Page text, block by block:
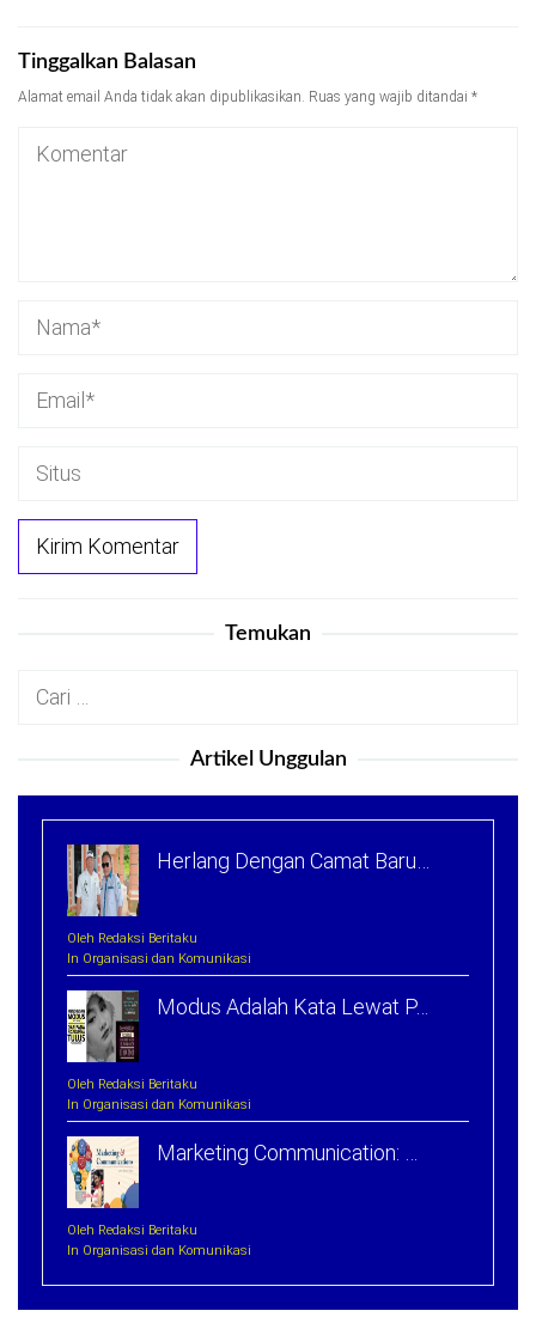
Tinggalkan Balasan
Alamat email Anda tidak akan dipublikasikan. Ruas yang wajib ditandai *
Temukan
Cari
Artikel Unggulan
Herlang Dengan Camat Baru…
Oleh Redaksi Beritaku
In Organisasi dan Komunikasi
Modus Adalah Kata Lewat P…
Oleh Redaksi Beritaku
In Organisasi dan Komunikasi
Marketing Communication: …
Oleh Redaksi Beritaku
In Organisasi dan Komunikasi